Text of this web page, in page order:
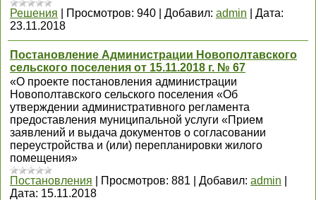
Решения
Просмотров: 940 Добавил: admin
Дата:
23.11.2018
Постановление Администрации Новополтавского
сельского поселения от 15.11.2018 г. № 67
«О проекте постановления администрации
Новополтавского сельского поселения «Об
утверждении административного регламента
предоставления муниципальной услуги «Прием
заявлений и выдача документов о согласовании
переустройства и (или) перепланировки жилого
помещения»
Постановления
Просмотров: 881 Добавил: admin
Дата: 15.11.2018